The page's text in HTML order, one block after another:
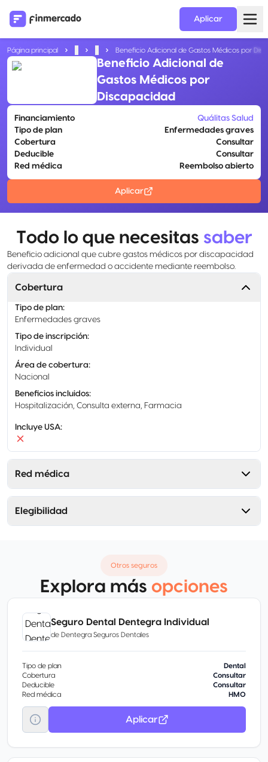
Aplicar
Página principal Beneficio Adicional de Gastos Médicos por
Beneficio Adicional de
Gastos Médicos por
Discapacidad
Financiamiento
Quálitas Salud
Tipo de plan
Enfermedades graves
Cobertura
Consultar
Deducible
Consultar
Red médica
Reembolso abierto
Aplicar
Todo lo que necesitas saber
Beneficio adicional que cubre gastos médicos por discapacidad
derivada de enfermedad o accidente mediante reembolso.
Cobertura
Tipo de plan:
Enfermedades graves
Tipo de inscripción:
Individual
Área de cobertura:
Nacional
Beneficios incluidos:
Hospitalización, Consulta externa, Farmacia
Incluye USA:
Red médica
Elegibilidad
Otros seguros
Explora más opciones
Seguro Dental Dentegra Individual
de Dentegra Seguros Dentales
Tipo de plan
Dental
Cobertura
Consultar
Deducible
Consultar
Red médica
HMO
Aplicar